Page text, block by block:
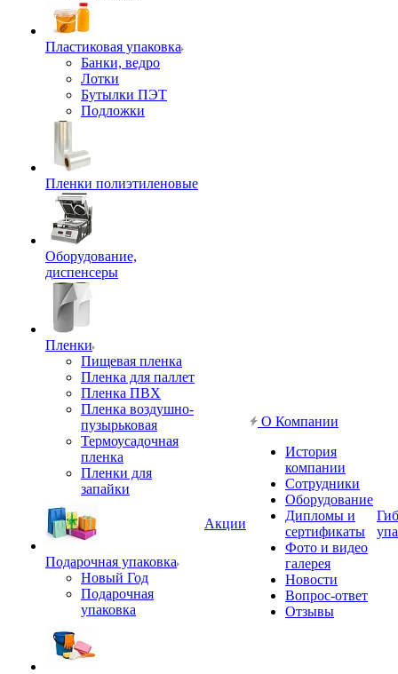
Пластиковая упаковка
Банки, ведро
Лотки
Бутылки ПЭТ
Подложки
Пленки полиэтиленовые
Оборудование,
диспенсеры
Пленки
Пищевая пленка
Пленка для паллет
Пленка ПВХ
Пленка воздушно-
пузырьковая
Термоусадочная
пленка
Пленки для
запайки
Подарочная упаковка
Новый Год
Подарочная
упаковка
Акции
О Компании
История
компании
Сотрудники
Оборудование
Дипломы и
сертификаты
Фото и видео
галерея
Новости
Вопрос-ответ
Отзывы